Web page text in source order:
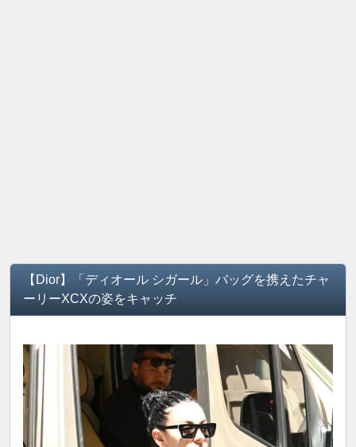
【Dior】「ディオール シガール」バッグを携えたチャ
ーリーXCXの姿をキャッチ